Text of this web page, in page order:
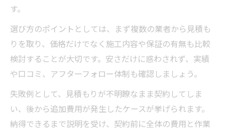
無駄なく塗装費用を節約する方法
外壁塗装費用を無駄なく抑える具体策
節約できる外壁塗装のタイミングとは
外壁塗装で費用を下げる工夫とアイデア
実践的な外壁塗装費用の節約術
補助金活用で外壁塗装を賢く節約する方法
す。
選び方のポイントとしては、まず複数の業者から見積も
りを取り、価格だけでなく施工内容や保証の有無も比較
検討することが大切です。安さだけに惑わされず、実績
や口コミ、アフターフォロー体制も確認しましょう。
失敗例として、見積もりが不明瞭なまま契約してしま
い、後から追加費用が発生したケースが挙げられます。
納得できるまで説明を受け、契約前に全体の費用と作業